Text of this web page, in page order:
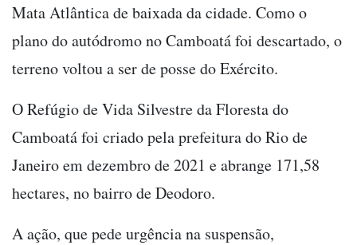
Mata Atlântica de baixada da cidade. Como o
plano do autódromo no Camboatá foi descartado, o
terreno voltou a ser de posse do Exército.
O Refúgio de Vida Silvestre da Floresta do
Camboatá foi criado pela prefeitura do Rio de
Janeiro em dezembro de 2021 e abrange 171,58
hectares, no bairro de Deodoro.
A ação, que pede urgência na suspensão,